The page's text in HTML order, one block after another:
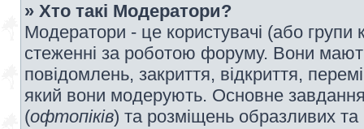
» Хто такі Модератори?
Модератори - це користувачі (або
стеженні за роботою форуму. Вони
повідомлень, закриття, відкриття,
який вони модерують. Основне
(офтопіків) та розміщень образливих